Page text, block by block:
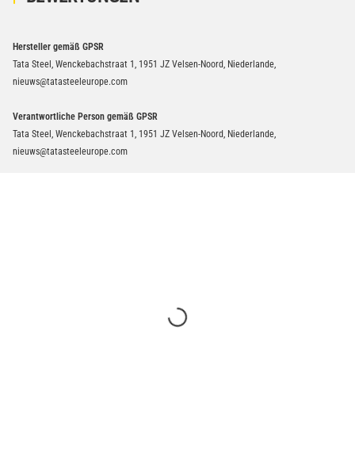
Hersteller gemäß GPSR
Tata Steel, Wenckebachstraat 1, 1951 JZ Velsen-Noord, Niederlande,
nieuws@tatasteeleurope.com
Verantwortliche Person gemäß GPSR
Tata Steel, Wenckebachstraat 1, 1951 JZ Velsen-Noord, Niederlande,
nieuws@tatasteeleurope.com